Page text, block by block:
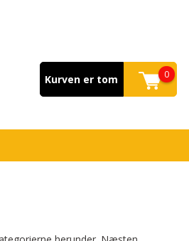
Kurven er tom 0